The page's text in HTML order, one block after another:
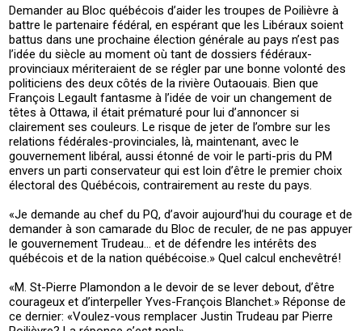
Demander au Bloc québécois d’aider les troupes de Poilièvre à
battre le partenaire fédéral, en espérant que les Libéraux soient
battus dans une prochaine élection générale au pays n’est pas
l’idée du siècle au moment où tant de dossiers fédéraux-
provinciaux mériteraient de se régler par une bonne volonté des
politiciens des deux côtés de la rivière Outaouais. Bien que
François Legault fantasme à l’idée de voir un changement de
têtes à Ottawa, il était prématuré pour lui d’annoncer si
clairement ses couleurs. Le risque de jeter de l’ombre sur les
relations fédérales-provinciales, là, maintenant, avec le
gouvernement libéral, aussi étonné de voir le parti-pris du PM
envers un parti conservateur qui est loin d’être le premier choix
électoral des Québécois, contrairement au reste du pays.
«Je demande au chef du PQ, d’avoir aujourd’hui du courage et de
demander à son camarade du Bloc de reculer, de ne pas appuyer
le gouvernement Trudeau… et de défendre les intérêts des
québécois et de la nation québécoise.» Quel calcul enchevêtré!
«M. St-Pierre Plamondon a le devoir de se lever debout, d’être
courageux et d’interpeller Yves-François Blanchet.» Réponse de
ce dernier: «Voulez-vous remplacer Justin Trudeau par Pierre